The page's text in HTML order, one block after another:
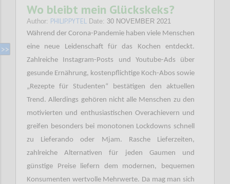
Wo bleibt mein Glückskeks?
Author: PHILIP.PYTEL Date: 30 NOVEMBER 2021
Während der Corona-Pandemie haben viele Menschen
eine neue Leidenschaft für das Kochen entdeckt.
Zahlreiche Instagram-Posts und Youtube-Ads über
gesunde Ernährung, kostenpflichtige Koch-Abos sowie
„Rezepte für Studenten“ bestätigen den aktuellen
Trend. Allerdings gehören nicht alle Menschen zu den
motivierten und enthusiastischen Overachievern und
greifen besonders bei monotonen Lockdowns schnell
zu Lieferando oder Mjam. Rasche Lieferzeiten,
zahlreiche Alternativen für jeden Gaumen und
günstige Preise liefern dem modernen, bequemen
Konsumenten wertvolle Mehrwerte. Da mag man sich